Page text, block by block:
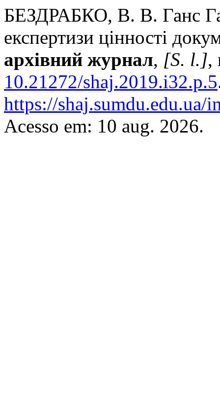
БЕЗДРАБКО, В. В. Ганс
експертизи цінності
архівний журнал, [S. l.],
10.21272/shaj.2019.i32.p.5
https://
Acesso em: 10 aug. 2026.